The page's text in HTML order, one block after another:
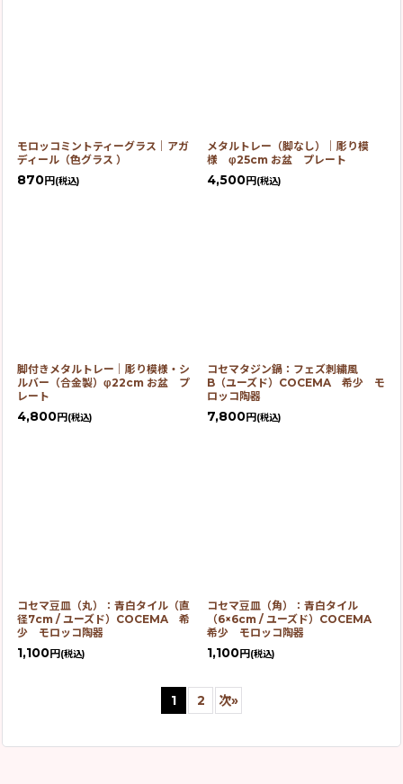
モロッコミントティーグラス｜アガ
ディール（色グラス ）
870円(税込)
メタルトレー（脚なし）｜彫り模
様 φ25cm お盆 プレート
4,500円(税込)
脚付きメタルトレー｜彫り模様・シ
ルバー（合金製）φ22cm お盆 プ
レート
4,800円(税込)
コセマタジン鍋：フェズ刺繍風
B（ユーズド）COCEMA 希少 モ
ロッコ陶器
7,800円(税込)
コセマ豆皿（丸）：青白タイル（直
径7cm / ユーズド）COCEMA 希
少 モロッコ陶器
1,100円(税込)
コセマ豆皿（角）：青白タイル
（6×6cm / ユーズド）COCEMA
希少 モロッコ陶器
1,100円(税込)
1 2 次»